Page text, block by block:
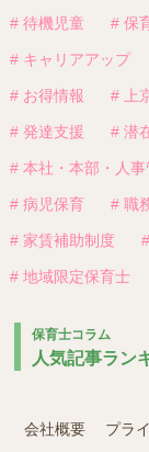
# 待機児童 # 保
# キャリアアップ
# お得情報 # 上
# 発達支援 # 潜
# 本社・本部・人事
# 病児保育 # 職
# 家賃補助制度
# 地域限定保育士
保育士コラム
人気記事ラン
会社概要 プラ